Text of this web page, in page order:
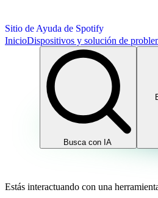
Sitio de Ayuda de Spotify
InicioDispositivos y solución de
Busca con IA
Estás interactuando con una